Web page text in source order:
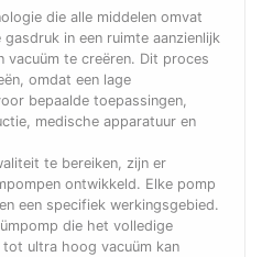
die alle middelen omvat
in een ruimte aanzienlijk
vacuüm te creëren. Dit proces
omdat een lage
bepaalde toepassingen,
medische apparatuur en
te bereiken, zijn er
ontwikkeld. Elke pomp
een specifiek werkingsgebied.
die het volledige
ultra hoog vacuüm kan